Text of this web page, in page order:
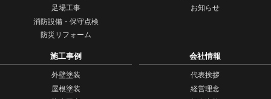
足場工事
消防設備・保守点検
防災リフォーム
お知らせ
施工事例
外壁塗装
屋根塗装
会社情報
代表挨拶
経営理念